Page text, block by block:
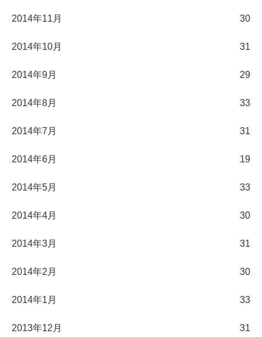
2014年11月 30
2014年10月 31
2014年9月 29
2014年8月 33
2014年7月 31
2014年6月 19
2014年5月 33
2014年4月 30
2014年3月 31
2014年2月 30
2014年1月 33
2013年12月 31